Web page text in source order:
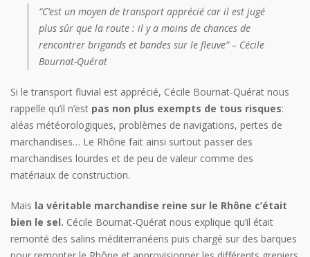
“C’est un moyen de transport apprécié car il est jugé
plus sûr que la route : il y a moins de chances de
rencontrer brigands et bandes sur le fleuve” – Cécile
Bournat-Quérat
Si le transport fluvial est apprécié, Cécile Bournat-Quérat nous
rappelle qu’il n’est pas non plus exempts de tous risques:
aléas météorologiques, problèmes de navigations, pertes de
marchandises… Le Rhône fait ainsi surtout passer des
marchandises lourdes et de peu de valeur comme des
matériaux de construction.
Mais la véritable marchandise reine sur le Rhône c’était
bien le sel. Cécile Bournat-Quérat nous explique qu’il était
remonté des salins méditerranéens puis chargé sur des barques